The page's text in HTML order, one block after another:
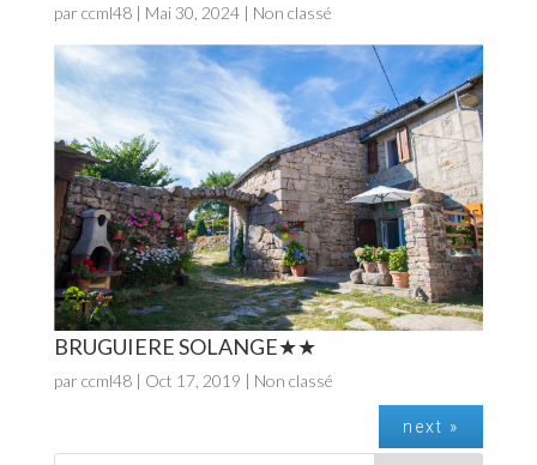
par ccml48| Mai 30, 2024| Non classé
BRUGUIERE SOLANGE
par ccml48| Oct 17, 2019 | Non classé
next »